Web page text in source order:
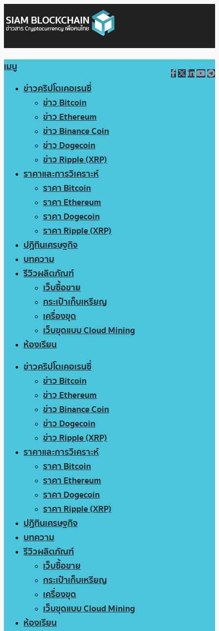
เมนู
ข่าวคริปโตเคอเรนซี่
ข่าว Bitcoin
ข่าว Ethereum
ข่าว Binance Coin
ข่าว Dogecoin
ข่าว Ripple (XRP)
ราคาและการวิเคราะห์
ราคา Bitcoin
ราคา Ethereum
ราคา Dogecoin
ราคา Ripple (XRP)
ปฏิทินเศรษฐกิจ
บทความ
รีวิวผลิตภัณฑ์
เว็บซื้อขาย
กระเป๋าเก็บเหรียญ
เครื่องขุด
เว็บขุดแบบ Cloud Mining
ห้องเรียน
ข่าวคริปโตเคอเรนซี่
ข่าว Bitcoin
ข่าว Ethereum
ข่าว Binance Coin
ข่าว Dogecoin
ข่าว Ripple (XRP)
ราคาและการวิเคราะห์
ราคา Bitcoin
ราคา Ethereum
ราคา Dogecoin
ราคา Ripple (XRP)
ปฏิทินเศรษฐกิจ
บทความ
รีวิวผลิตภัณฑ์
เว็บซื้อขาย
กระเป๋าเก็บเหรียญ
เครื่องขุด
เว็บขุดแบบ Cloud Mining
ห้องเรียน